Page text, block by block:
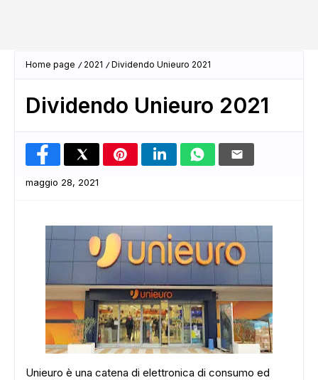
Home page 2021 Dividendo Unieuro 2021
Dividendo Unieuro 2021
maggio 28, 2021
Unieuro è una catena di elettronica di consumo ed